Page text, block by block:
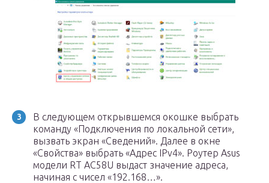
В следующем открывшемся окошке выбрать
команду «Подключения по локальной сети»,
вызвать экран «Сведений». Далее в окне
«Свойства» выбрать «Адрес IPv4». Роутер Asus
модели RT AC58U выдаст значение адреса,
начиная с чисел «192.168…».